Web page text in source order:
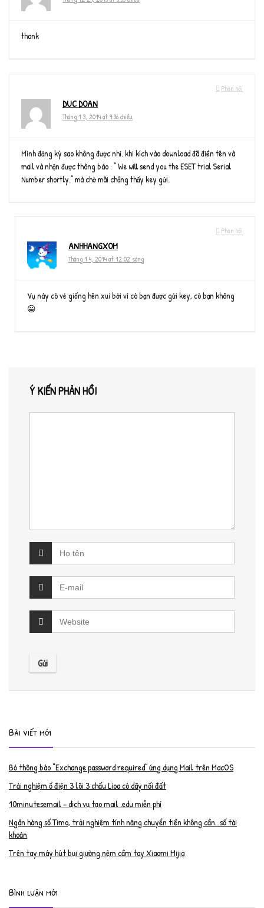
thank
Phản hồi
DUC DOAN
Tháng 1 3, 2014 at 9:36 chiều
Mình đăng ký sao không được nhỉ. khi kích vào download đã điền tên và
mail và nhận được thông báo : ” We will send you the ESET trial Serial
Number shortly.” mà chờ mãi chẳng thấy key gửi.
Phản hồi
ANHHANGXOM
Tháng 1 4, 2014 at 12:02 sáng
Vụ này có vẻ giống hên xui bởi vì có bạn được gửi key, có bạn không
😀
Ý KIẾN PHẢN HỒI
Bài viết mới
Bỏ thông báo “Exchange password required” ứng dụng Mail trên MacOS
Trải nghiệm ổ điện 3 lõi 3 chấu Lioa có dây nối đất
10minutesemail – dịch vụ tạo mail .edu miễn phí
Ngân hàng số Timo, trải nghiệm tính năng chuyển tiền không cần…số tài
khoản
Trên tay máy hút bụi giường nệm cầm tay Xiaomi Mijia
Bình luận mới